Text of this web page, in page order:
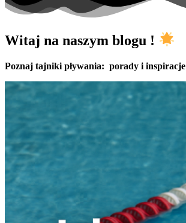
Witaj na naszym blogu !
Poznaj tajniki pływania: porady i inspiracje